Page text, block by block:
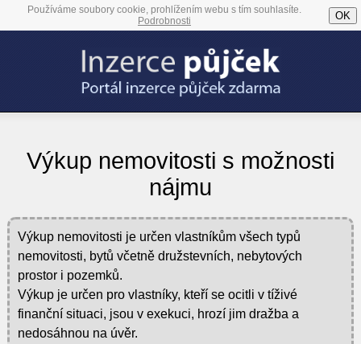
Používáme soubory cookie, prohlížením webu s tím souhlasíte.
Podrobnosti
OK
Výkup nemovitosti s možnosti
nájmu
Výkup nemovitosti je určen vlastníkům všech typů
nemovitosti, bytů včetně družstevních, nebytových
prostor i pozemků.
Výkup je určen pro vlastníky, kteří se ocitli v tíživé
finanční situaci, jsou v exekuci, hrozí jim dražba a
nedosáhnou na úvěr.